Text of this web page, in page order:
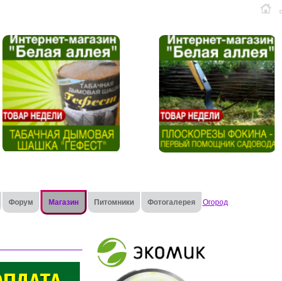
Форум Магазин Питомники Фотогалерея Огород